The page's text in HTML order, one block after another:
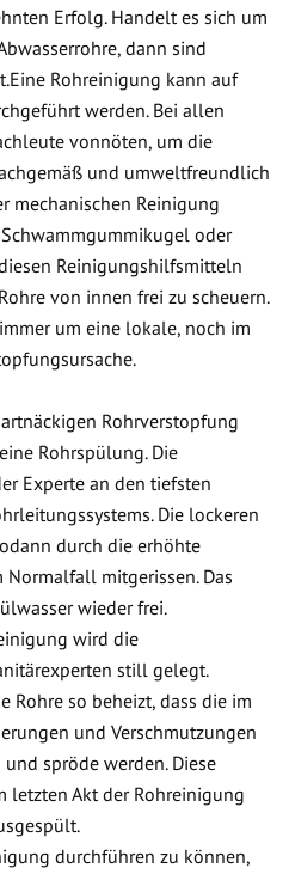
Erfolg. Handelt es sich um
dann sind
Rohreinigung kann auf
werden. Bei allen
vonnöten, um die
und umweltfreundlich
mechanischen Reinigung
oder
Reinigungshilfsmitteln
von innen frei zu scheuern.
um eine lokale, noch im
Rohrverstopfung
Rohrspülung. Die
Experte an den tiefsten
Die lockeren
durch die erhöhte
mitgerissen. Das
wieder frei.
wird die
still gelegt.
Rohre so beheizt, dass die im
und Verschmutzungen
spröde werden. Diese
letzten Akt der Rohreinigung
durchführen zu können,